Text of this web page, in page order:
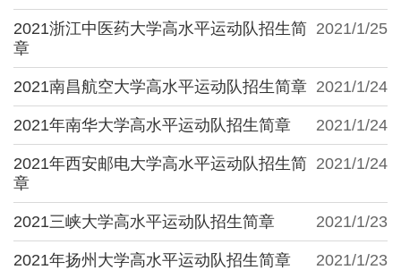
2021/1/25
2021浙江中医药大学高水平运动队招生简
章
2021/1/24
2021南昌航空大学高水平运动队招生简章
2021/1/24
2021年南华大学高水平运动队招生简章
2021/1/24
2021年西安邮电大学高水平运动队招生简
章
2021/1/23
2021三峡大学高水平运动队招生简章
2021/1/23
2021年扬州大学高水平运动队招生简章